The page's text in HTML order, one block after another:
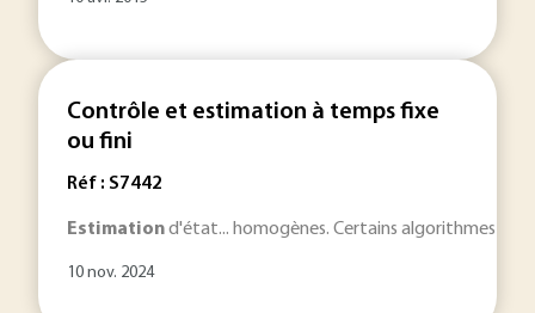
Contrôle et estimation à temps fixe
ou fini
Réf : S7442
Estimationd'état... homogènes. Certains algorithmes de
10 nov. 2024